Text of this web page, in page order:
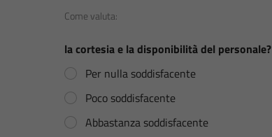
i
f
o
r
m
a
i
Come valuta:
la cortesia e la disponibilità del personale?
Per nulla soddisfacente
Poco soddisfacente
Abbastanza soddisfacente